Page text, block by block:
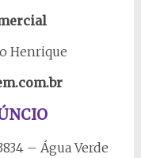
Henrique
– Água Verde